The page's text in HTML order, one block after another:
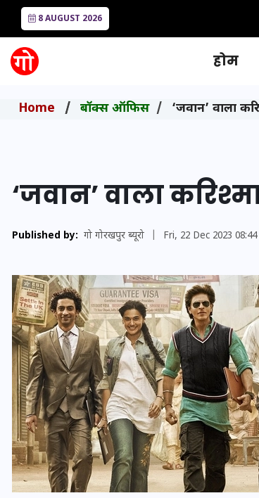
8 AUGUST 2026
होम
Home बॉक्स ऑफिस ‘जवान’ वाला
‘जवान’ वाला
Published by: गो गोरखपुर ब्यूरो Fri, 22 Dec 2023
यूपी लेखपाल भर्ती: